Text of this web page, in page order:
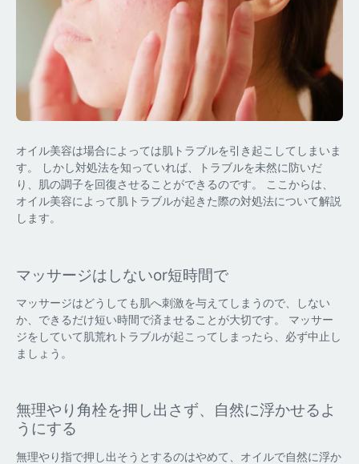
オイル美容は場合によっては肌トラブルを引き起こしてしまいま
す。 しかし対処法を知っていれば、トラブルを未然に防いだ
り、肌の調子を回復させることができるのです。 ここからは、
オイル美容によって肌トラブルが起きた際の対処法について解説
します。
マッサージはしないor短時間で
マッサージはどうしても肌へ刺激を与えてしまうので、しない
か、できるだけ短い時間で済ませることが大切です。 マッサー
ジをしていて肌荒れトラブルが起こってしまったら、必ず中止し
ましょう。
無理やり角栓を押し出さず、自然に浮かせるよ
うにする
無理やり指で押し出そうとするのはやめて、オイルで自然に浮か